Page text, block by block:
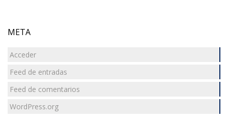
META
Acceder
Feed de entradas
Feed de comentarios
WordPress.org